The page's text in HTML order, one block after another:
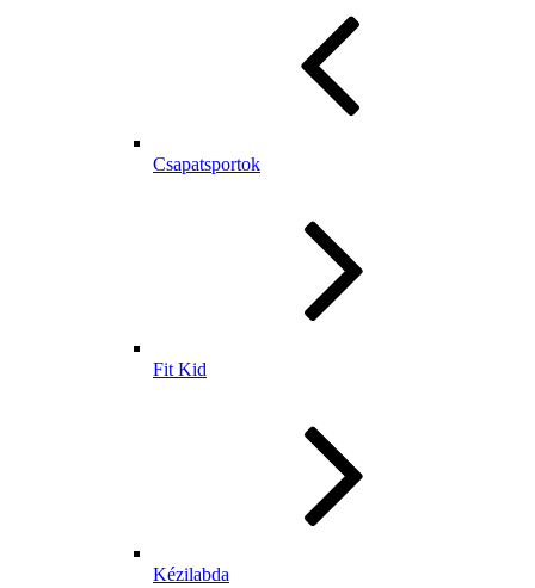
Csapatsportok
Fit Kid
Kézilabda